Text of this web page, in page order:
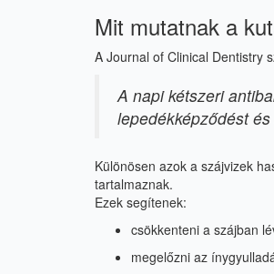
Mit mutatnak a
A Journal of Clinical Dentistry
A napi kétszeri
lepedékképződést
Különösen azok a szájvizek
tartalmaznak.
Ezek segítenek:
csökkenteni a szájban
megelőzni az